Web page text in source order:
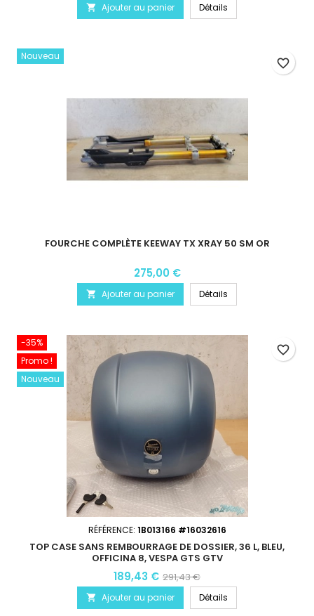
 Ajouter au panier Détails
Nouveau
FOURCHE COMPLÈTE KEEWAY TX XRAY 50 SM OR
275,00 €
 Ajouter au panier Détails
favorite_border
-35%
Promo !
Nouveau
RÉFÉRENCE: 1B013166 #16032616
TOP CASE SANS REMBOURRAGE DE DOSSIER, 36 L, BLEU,
OFFICINA 8, VESPA GTS GTV
189,43 € 291,43 €
 Ajouter au panier Détails
favorite_border